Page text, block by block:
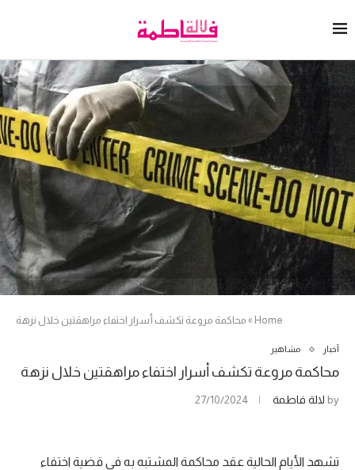
Home
» محاكمة مروعة تكشف أسرار اختفاء مراهقتين خلال نزهة
أخبار مشاهير
محاكمة مروعة تكشف أسرار اختفاء مراهقتين خلال نزهة
by لالة فاطمة 27/10/2024
تشهد الأيام الحالية عقد محاكمة المشتبه به في قضية اختفاء